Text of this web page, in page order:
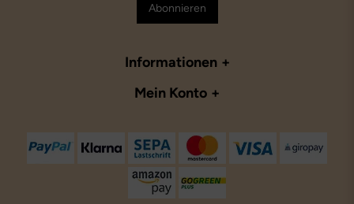
Informationen
Mein Konto
Abonnieren